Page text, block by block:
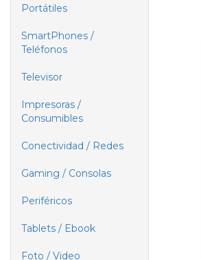
Portátiles
SmartPhones /
Teléfonos
Televisor
Impresoras /
Consumibles
Conectividad / Redes
Gaming / Consolas
Periféricos
Tablets / Ebook
Foto / Video